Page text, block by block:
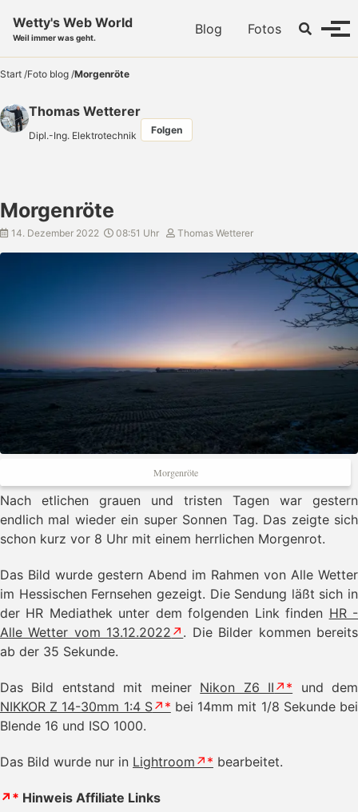
Wetty's Web World
Weil immer was geht.
Blog Fotos Toggle
Start /Foto blog /Morgenröte
Thomas Wetterer
Dipl.-Ing. Elektrotechnik Folgen
Morgenröte
14. Dezember 2022 08:51 Uhr Thomas Wetterer
Morgenröte
Nach etlichen grauen und tristen Tagen war gestern
endlich mal wieder ein super Sonnen Tag. Das zeigte sich
schon kurz vor 8 Uhr mit einem herrlichen Morgenrot.
Das Bild wurde gestern Abend im Rahmen von Alle Wetter
im Hessischen Fernsehen gezeigt. Die Sendung läßt sich in
der HR Mediathek unter dem folgenden Link finden HR -
Alle Wetter vom 13.12.2022
. Die Bilder kommen bereits
ab der 35 Sekunde.
Das Bild entstand mit meiner Nikon Z6 II
und dem
NIKKOR Z 14-30mm 1:4 S
bei 14mm mit 1/8 Sekunde bei
Blende 16 und ISO 1000.
Das Bild wurde nur in Lightroom bearbeitet.
↗* Hinweis Affiliate Links